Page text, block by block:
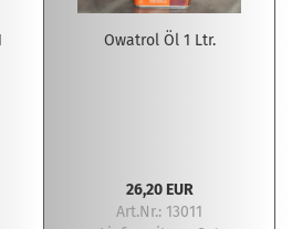
Owatrol Öl 1 Ltr.
26,20 EUR
Art.Nr.: 13011